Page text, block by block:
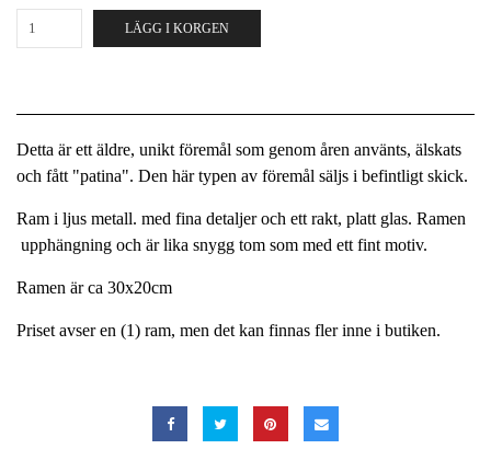
LÄGG I KORGEN
Detta är ett äldre, unikt föremål som genom åren använts, älskats
och fått "patina". Den här typen av föremål säljs i befintligt skick.
Ram i ljus metall. med fina detaljer och ett rakt, platt glas. Ramen
upphängning och är lika snygg tom som med ett fint motiv.
Ramen är ca 30x20cm
Priset avser en (1) ram, men det kan finnas fler inne i butiken.